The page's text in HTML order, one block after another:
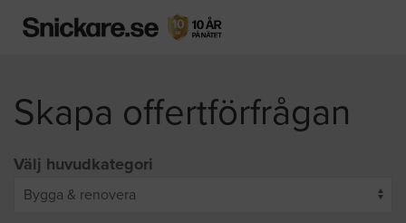
Skapa offertförfrågan
Välj huvudkategori